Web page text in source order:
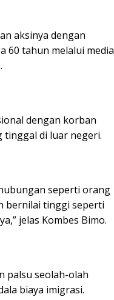
aksinya dengan
60 tahun melalui media
dengan korban
tinggal di luar negeri.
seperti orang
bernilai tinggi seperti
jelas Kombes Bimo.
palsu seolah-olah
biaya imigrasi.